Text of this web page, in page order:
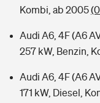
Kombi, ab 2005
Audi A6, 4F (A6
257 kW, Benzin,
Audi A6, 4F (A6
171 kW, Diesel,